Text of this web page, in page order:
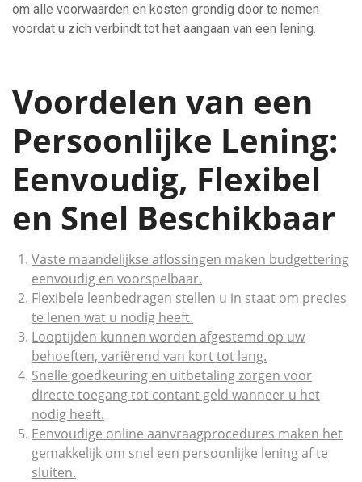
om alle voorwaarden en kosten grondig door te nemen
voordat u zich verbindt tot het aangaan van een lening.
Voordelen van een
Persoonlijke Lening:
Eenvoudig, Flexibel
en Snel Beschikbaar
Vaste maandelijkse aflossingen maken budgettering
eenvoudig en voorspelbaar.
Flexibele leenbedragen stellen u in staat om precies
te lenen wat u nodig heeft.
Looptijden kunnen worden afgestemd op uw
behoeften, variërend van kort tot lang.
Snelle goedkeuring en uitbetaling zorgen voor
directe toegang tot contant geld wanneer u het
nodig heeft.
Eenvoudige online aanvraagprocedures maken het
gemakkelijk om snel een persoonlijke lening af te
sluiten.